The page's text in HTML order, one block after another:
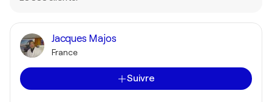
Jacques Majos
France
Suivre